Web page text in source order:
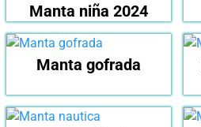
Manta niña 2024
Manta gofrada